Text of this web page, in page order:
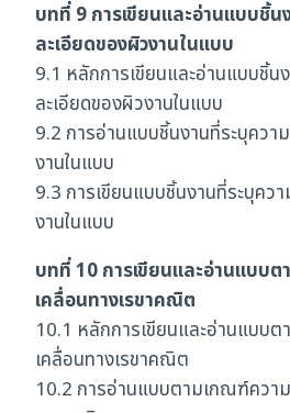
บทที่ 9 การเขียนและอ่านแบบชิ้น
ละเอียดของผิวงานในแบบ
9.1 หลักการเขียนและอ่านแบบชิ้น
ละเอียดของผิวงานในแบบ
9.2 การอ่านแบบชิ้นงานที่ระบุควา
งานในแบบ
9.3 การเขียนแบบชิ้นงานที่ระบุคว
งานในแบบ
บทที่ 10 การเขียนและอ่านแบบ
เคลื่อนทางเรขาคณิต
10.1 หลักการเขียนและอ่านแบบ
เคลื่อนทางเรขาคณิต
10.2 การอ่านแบบตามเกณฑ์ควา